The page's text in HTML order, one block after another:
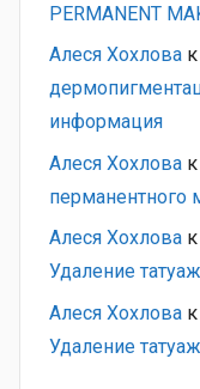
PERMANENT
Алеся Хохлова
информация
Алеся Хохлова
перманентного
Алеся Хохлова
Удаление
Алеся Хохлова
Удаление